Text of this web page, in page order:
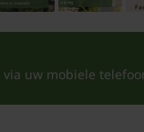
uw mobiele